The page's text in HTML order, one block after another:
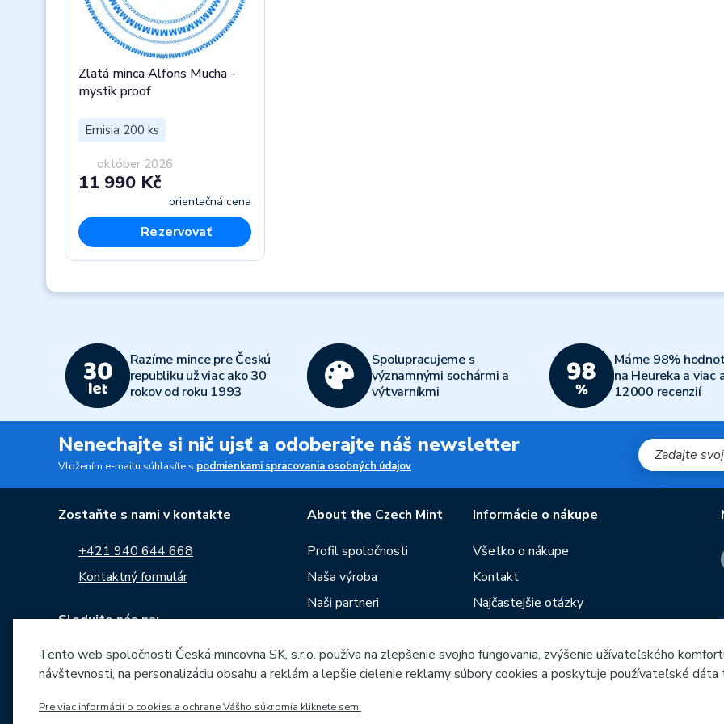
Zlatá minca Alfons Mucha -
mystik proof
Emisia 200 ks
október 2026
11 990 Kč
orientačná cena
Rezervovať
Razíme mince pre Českú
republiku už viac ako 30
rokov od roku 1993
Spolupracujeme s
významnými sochármi a
výtvarníkmi
Máme 98%
na Heureka a viac
12000 recenzií
Nenechajte si nič ujsť a odoberajte náš newsletter
Vložením e-mailu súhlasíte s podmienkami spracovania osobných údajov
Zostaňte s nami v kontakte
+421 940 644 668
Kontaktný formulár
Sledujte nás na:
About the Czech Mint
Profil spoločnosti
Naša výroba
Naši partneri
Správy
Na stiahnutie
Informácie o nákupe
Všetko o nákupe
Kontakt
Najčastejšie otázky
Predajne Českej mincovne
Poradca
Tento web spoločnosti Česká mincovna SK, s.r.o. používa na zlepšenie svojho fungovania, zvýšenie užívateľského
návštevnosti, na personalizáciu obsahu a reklám a lepšie cielenie reklamy súbory cookies a poskytuje používateľské
Pre viac informácií o cookies a ochrane Vášho súkromia kliknete sem.